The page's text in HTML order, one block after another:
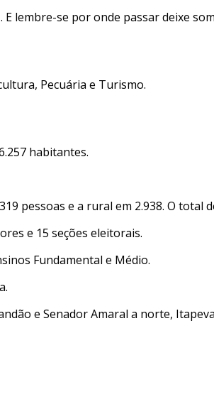
lembre-se por onde passar deixe
Pecuária e Turismo.
habitantes.
pessoas e a rural em 2.938. O total
e 15 seções eleitorais.
Fundamental e Médio.
e Senador Amaral a norte,